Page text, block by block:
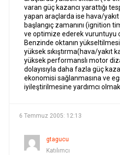
varan güç kazancı yarattığı
yapan araçlarda ise hava/yakıt
başlangıç zamanını (ignition
ve optimize ederek vuruntuyu
Benzinde oktanın
yüksek sıkıştırma(hava/yakıt
yüksek performanslı motor
dolayısıyla daha fazla güç
ekonomisi sağlanmasına ve
iyileştirilmesine yardımcı
6 Temmuz 2005: 12:13
gtagucu
Katılımcı